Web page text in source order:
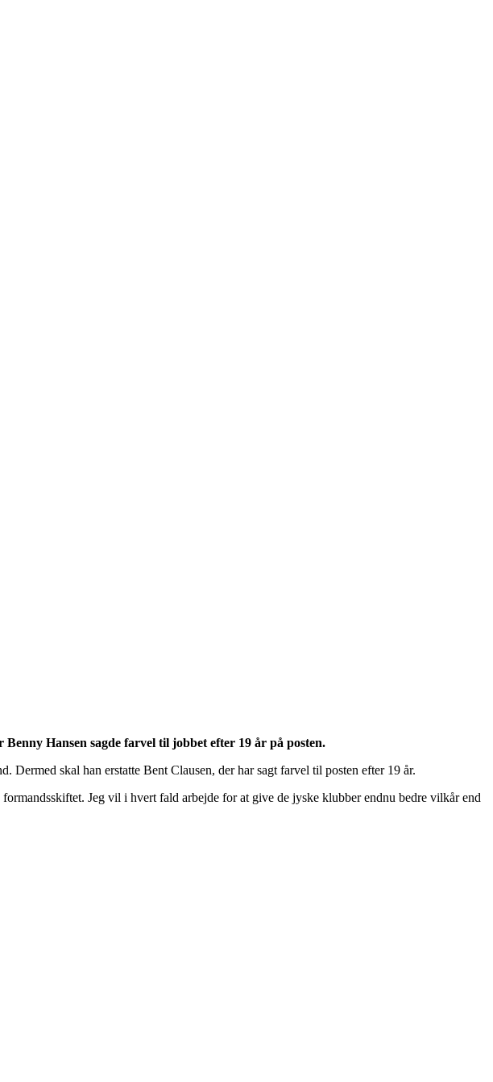
Hansen sagde farvel til jobbet efter 19 år på posten.
skal han erstatte Bent Clausen, der har sagt farvel til posten efter 19 år.
Jeg vil i hvert fald arbejde for at give de jyske klubber endnu bedre vilkår end